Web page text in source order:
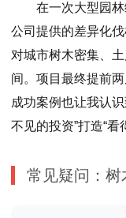
在一次大型园
公司提供的差异化
对城市树木密集、
间。项目最终提前
成功案例也让我认
不见的投资”打造“看
常见疑问：树